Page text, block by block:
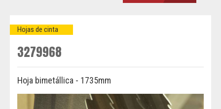
Hojas de cinta
3279968
Hoja bimetállica - 1735mm